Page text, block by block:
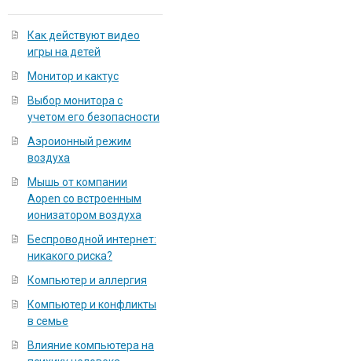
Как действуют видео
игры на детей
Монитор и кактус
Выбор монитора с
учетом его безопасности
Аэроионный режим
воздуха
Мышь от компании
Aopen со встроенным
ионизатором воздуха
Беспроводной интернет:
никакого риска?
Компьютер и аллергия
Компьютер и конфликты
в семье
Влияние компьютера на